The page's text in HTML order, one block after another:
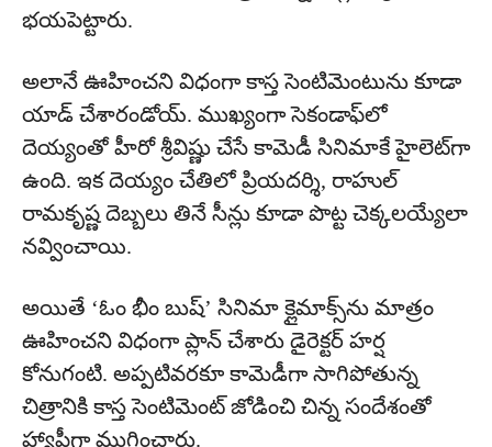
భయపెట్టారు.
అలానే ఊహించని విధంగా కాస్త సెంటిమెంటును కూడా
యాడ్ చేశారండోయ్. ముఖ్యంగా సెకండాఫ్‌లో
దెయ్యంతో హీరో శ్రీవిష్ణు చేసే కామెడీ సినిమాకే హైలెట్‌గా
ఉంది. ఇక దెయ్యం చేతిలో ప్రియదర్శి, రాహుల్
రామకృష్ణ దెబ్బలు తినే సీన్లు కూడా పొట్ట చెక్కలయ్యేలా
నవ్వించాయి.
అయితే ‘ఓం భీం బుష్’ సినిమా క్లైమాక్స్‌‌ను మాత్రం
ఊహించని విధంగా ప్లాన్ చేశారు డైరెక్టర్ హర్ష
కోనుగంటి. అప్పటివరకూ కామెడీగా సాగిపోతున్న
చిత్రానికి కాస్త సెంటిమెంట్ జోడించి చిన్న సందేశంతో
హ్యాపీగా ముగించారు.